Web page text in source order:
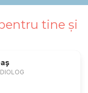
tine și